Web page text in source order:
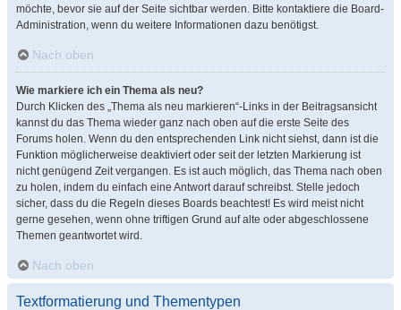
möchte, bevor sie auf der Seite sichtbar werden. Bitte kontaktiere die Board-
Administration, wenn du weitere Informationen dazu benötigst.
Nach oben
Wie markiere ich ein Thema als neu?
Durch Klicken des „Thema als neu markieren“-Links in der Beitragsansicht
kannst du das Thema wieder ganz nach oben auf die erste Seite des
Forums holen. Wenn du den entsprechenden Link nicht siehst, dann ist die
Funktion möglicherweise deaktiviert oder seit der letzten Markierung ist
nicht genügend Zeit vergangen. Es ist auch möglich, das Thema nach oben
zu holen, indem du einfach eine Antwort darauf schreibst. Stelle jedoch
sicher, dass du die Regeln dieses Boards beachtest! Es wird meist nicht
gerne gesehen, wenn ohne triftigen Grund auf alte oder abgeschlossene
Themen geantwortet wird.
Nach oben
Textformatierung und Thementypen